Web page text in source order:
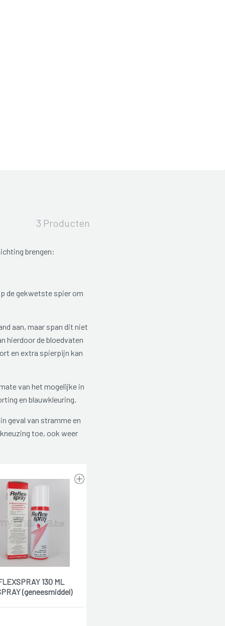
3 Producten
brengen:
de gekwetste spier om
aan, maar span dit niet
hierdoor de bloedvaten
en extra spierpijn kan
van het mogelijke in
en blauwkleuring.
geval van stramme en
toe, ook weer
130 ML
(geneesmiddel)